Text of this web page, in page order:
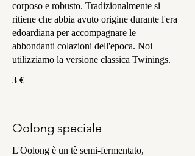
corposo e robusto. Tradizionalmente si
ritiene che abbia avuto origine durante l'era
edoardiana per accompagnare le
abbondanti colazioni dell'epoca. Noi
utilizziamo la versione classica Twinings.
3 €
Oolong speciale
L'Oolong è un tè semi-fermentato,